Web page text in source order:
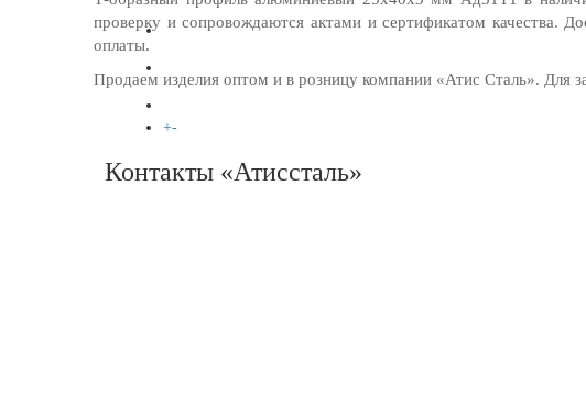
+-
СПРАВОЧНИК
проверку и сопровождаются актами и сертификатом
оплаты.
Продаем изделия оптом и в розницу компании «Атис Сталь». Для
Контакты «Атиссталь»